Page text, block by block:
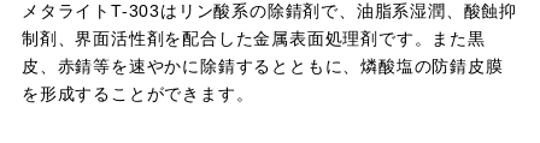
メタライトT-303はリン酸系の除錆剤で、油脂系湿潤、酸蝕抑
制剤、界面活性剤を配合した金属表面処理剤です。また黒
皮、赤錆等を速やかに除錆するとともに、燐酸塩の防錆皮膜
を形成することができます。